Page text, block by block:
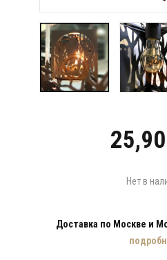
Нет в
Доставка по Москве и